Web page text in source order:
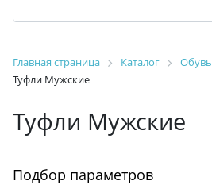
Главная страница Каталог Обувь
Туфли Мужские
Туфли Мужские
Подбор параметров